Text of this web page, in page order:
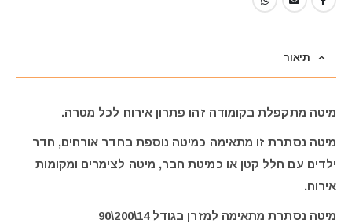
תיאור
מיטה מתקפלת בקומודה זהו פתרון אירוח לכל מטרה.
מיטה נסתרת זו מתאימה כמיטה נוספת בחדר אורחים, חדר
ילדים עם חלל קטן או כמיטת חבר, מיטה לצימרים ומקומות
אירוח.
מיטה נסתרת מתאימה למזרן בגודל 14\200\90